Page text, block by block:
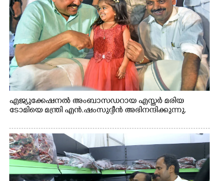
എജ്യുക്കേഷനൽ അംബാസഡറായ എസ്തർ മരിയ
ടോമിയെ മന്ത്രി എൻ.ഷംസുദ്ദീൻ അഭിനന്ദിക്കുന്നു.